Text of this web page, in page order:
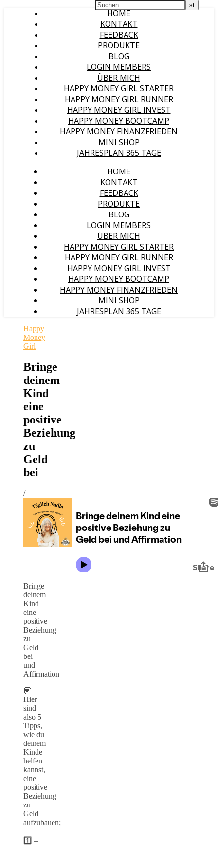
HOME
KONTAKT
FEEDBACK
PRODUKTE
BLOG
LOGIN MEMBERS
ÜBER MICH
HAPPY MONEY GIRL STARTER
HAPPY MONEY GIRL RUNNER
HAPPY MONEY GIRL INVEST
HAPPY MONEY BOOTCAMP
HAPPY MONEY FINANZFRIEDEN
MINI SHOP
JAHRESPLAN 365 TAGE
HOME
KONTAKT
FEEDBACK
PRODUKTE
BLOG
LOGIN MEMBERS
ÜBER MICH
HAPPY MONEY GIRL STARTER
HAPPY MONEY GIRL RUNNER
HAPPY MONEY GIRL INVEST
HAPPY MONEY BOOTCAMP
HAPPY MONEY FINANZFRIEDEN
MINI SHOP
JAHRESPLAN 365 TAGE
Happy
Money
Girl
Bringe
deinem
Kind
eine
positive
Beziehung
zu
Geld
bei
/
Bringe
deinem
Kind
eine
positive
Beziehung
zu
Geld
bei
und
Affirmation
💟
Hier
sind
also 5
Tipps,
wie du
deinem
Kinde
helfen
kannst,
eine
positive
Beziehung
zu
Geld
aufzubauen;
1️⃣ –